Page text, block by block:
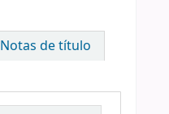
Notas de título